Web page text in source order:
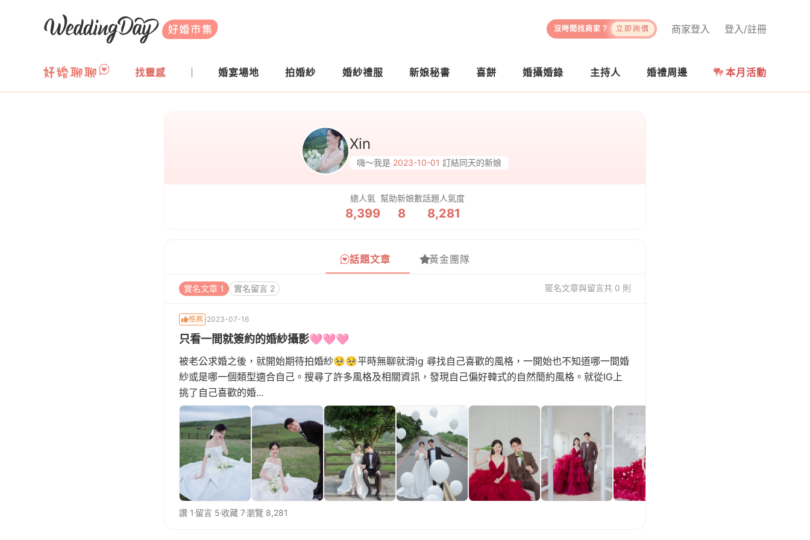
WeddingDay 好婚市集
登入/註冊
商家登入
沒時間找商家？ 立即詢價
找靈感 婚宴場地 拍婚紗 婚紗禮服 新娘秘書 喜餅 婚攝婚錄 主持人 婚禮周邊 本月活動
Xin
嗨～我是 2023-10-01 訂結同天的新娘
總人氣
8,399
幫助新娘數
8
話題人氣度
8,281
話題文章 黃金團隊
實名文章 1 實名留言 2 匿名文章與留言共 0 則
推薦 2023-07-16
只看一間就簽約的婚紗攝影🩷🩷🩷
被老公求婚之後，就開始期待拍婚紗🥺🥺平時無聊就滑ig 尋找自己喜歡的風格，一開始也不知道哪一間婚
紗或是哪一個類型適合自己。搜尋了許多風格及相關資訊，發現自己偏好韓式的自然簡約風格。就從IG上
挑了自己喜歡的婚...
讚 1 留言 5 收藏 7瀏覽 8,281